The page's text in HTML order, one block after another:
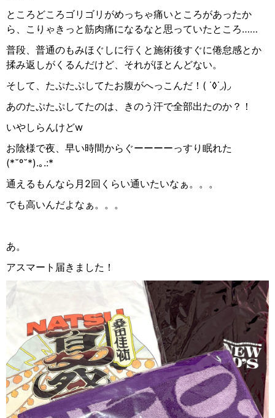
ところどころゴリゴリがめっちゃ痛いところがあったか
ら、こりゃきっと筋肉痛になるなと思っていたところ……
普段、普通のもみほぐしに行くと施術後すぐに倦怠感とか
揉み返しがくるんだけど、それがほとんどない。
そして、たぷたぷしてたお腹がへっこんだ！( ˙◊˙ ◞) ◞
あのたぷたぷしてたのは、きのう汗で全部出たのか？！
いやしらんけどw
お陰様で夜、早い時間からぐーーーーっすり眠れた
(*˘º˘*).｡ .:*
通えるもんなら月2回くらい通いたいなぁ。。。
でも高いんだよなぁ。。。
あ。
アスマート届きました！